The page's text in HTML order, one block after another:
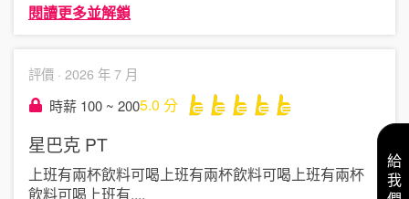
閱讀更多並解鎖
評價 · 2026 年 7 月
時薪 100 ~ 2005.0 分
星巴克 PT
上班有兩杯飲料可喝上班有兩杯飲料可喝上班有兩杯
飲料可喝上班有....